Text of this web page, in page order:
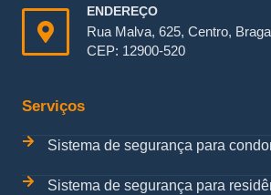
ENDEREÇO
Rua Malva, 625, Centro,
CEP: 12900-520
Serviços
Sistema de segurança para
Sistema de segurança para